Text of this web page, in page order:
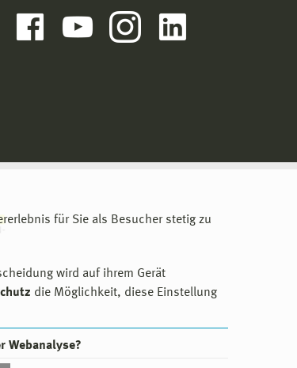
für Sie als Besucher stetig zu
wird auf ihrem Gerät
die Möglichkeit, diese Einstellung
Webanalyse?